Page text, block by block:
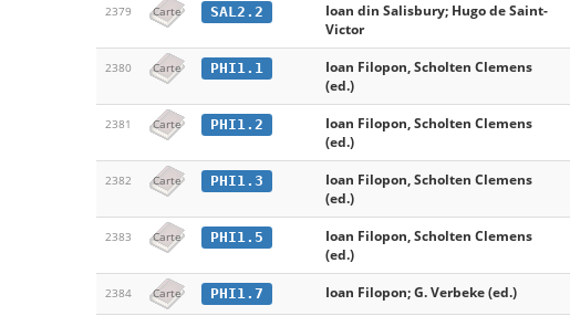
2379 Carte SAL2.2
Ioan din Salisbury; Hugo de Saint-
Victor
2380 Carte PHI1.1
Ioan Filopon, Scholten Clemens
(ed.)
2381 Carte PHI1.2
Ioan Filopon, Scholten Clemens
(ed.)
2382 Carte PHI1.3
Ioan Filopon, Scholten Clemens
(ed.)
2383 Carte PHI1.5
Ioan Filopon, Scholten Clemens
(ed.)
2384 Carte PHI1.7 Ioan Filopon; G. Verbeke (ed.)